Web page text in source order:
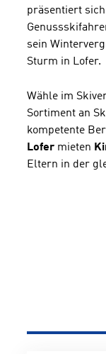
präsentiert
sein
Sturm in Lofer.
Wähle im
Sortiment an
kompetente
Lofer mieten
Eltern in der